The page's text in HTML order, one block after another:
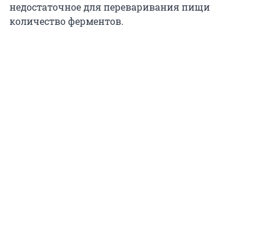
недостаточное для переваривания пищи
количество ферментов.